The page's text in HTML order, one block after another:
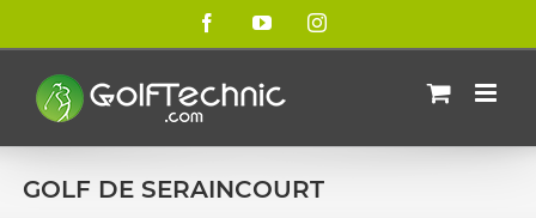
au
contenu
FacebookYouTubeInstagram
GOLF DE SERAINCOURT